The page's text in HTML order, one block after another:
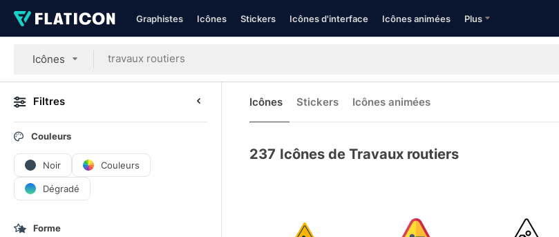
Graphistes Icônes Stickers Icônes d'interface Icônes animées Plus
Icônes
Filtres
Couleurs
Noir Couleurs
Dégradé
Forme
Icônes Stickers Icônes animées
237 Icônes de Travaux routiers